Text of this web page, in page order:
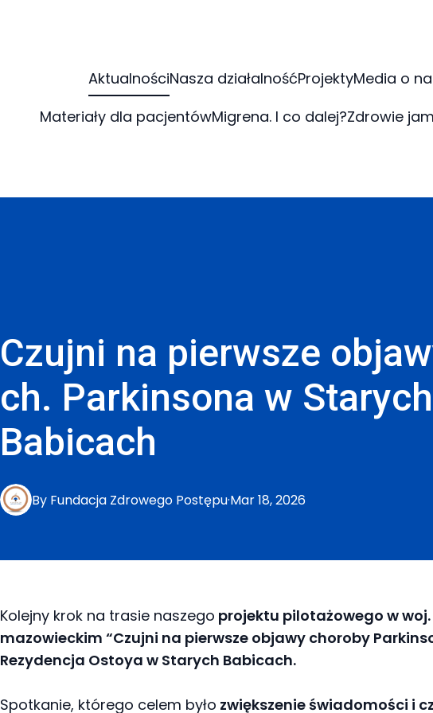
AktualnościNasza działalnośćProjektyMedia o
Materiały dla pacjentówMigrena. I co dalej?Zdrowie
Czujni na pierwsze
ch. Parkinsona w Starych
Babicach
Mar 18, 2026
·
By Fundacja Zdrowego Postępu
Kolejny krok na trasie naszego projektu pilotażowego w woj.
mazowieckim “Czujni na pierwsze objawy choroby
Rezydencja Ostoya w Starych Babicach.
Spotkanie, którego celem było zwiększenie świadomości i